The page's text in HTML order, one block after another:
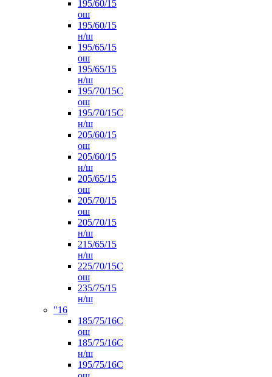
195/60/15
ош
195/60/15
н/ш
195/65/15
ош
195/65/15
н/ш
195/70/15С
ош
195/70/15С
н/ш
205/60/15
ош
205/60/15
н/ш
205/65/15
ош
205/70/15
ош
205/70/15
н/ш
215/65/15
н/ш
225/70/15С
ош
235/75/15
н/ш
"16
185/75/16С
ош
185/75/16С
н/ш
195/75/16С